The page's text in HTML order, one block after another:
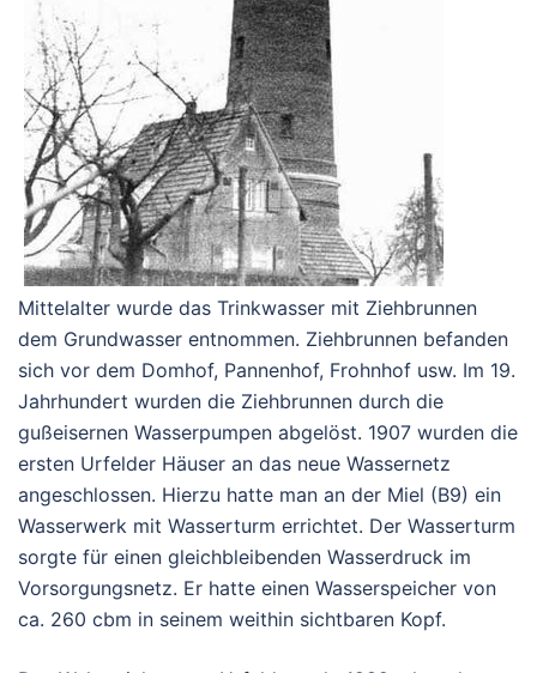
Mittelalter wurde das Trinkwasser mit Ziehbrunnen
dem Grundwasser entnommen. Ziehbrunnen befanden
sich vor dem Domhof, Pannenhof, Frohnhof usw. Im 19.
Jahrhundert wurden die Ziehbrunnen durch die
gußeisernen Wasserpumpen abgelöst. 1907 wurden die
ersten Urfelder Häuser an das neue Wassernetz
angeschlossen. Hierzu hatte man an der Miel (B9) ein
Wasserwerk mit Wasserturm errichtet. Der Wasserturm
sorgte für einen gleichbleibenden Wasserdruck im
Vorsorgungsnetz. Er hatte einen Wasserspeicher von
ca. 260 cbm in seinem weithin sichtbaren Kopf.